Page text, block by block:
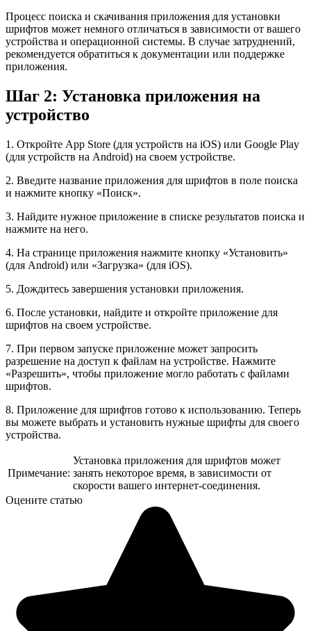
Процесс поиска и скачивания приложения для установки
шрифтов может немного отличаться в зависимости от вашего
устройства и операционной системы. В случае затруднений,
рекомендуется обратиться к документации или поддержке
приложения.
Шаг 2: Установка приложения на
устройство
1. Откройте App Store (для устройств на iOS) или Google Play
(для устройств на Android) на своем устройстве.
2. Введите название приложения для шрифтов в поле поиска
и нажмите кнопку «Поиск».
3. Найдите нужное приложение в списке результатов поиска и
нажмите на него.
4. На странице приложения нажмите кнопку «Установить»
(для Android) или «Загрузка» (для iOS).
5. Дождитесь завершения установки приложения.
6. После установки, найдите и откройте приложение для
шрифтов на своем устройстве.
7. При первом запуске приложение может запросить
разрешение на доступ к файлам на устройстве. Нажмите
«Разрешить», чтобы приложение могло работать с файлами
шрифтов.
8. Приложение для шрифтов готово к использованию. Теперь
вы можете выбрать и установить нужные шрифты для своего
устройства.
Примечание:
Установка приложения для шрифтов может
занять некоторое время, в зависимости от
скорости вашего интернет-соединения.
Оцените статью